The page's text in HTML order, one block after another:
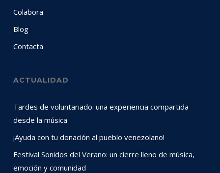
Colabora
Blog
Contacta
ACTUALIDAD
Tardes de voluntariado: una experiencia compartida
desde la música
¡Ayuda con tu donación al pueblo venezolano!
Festival Sonidos del Verano: un cierre lleno de música,
emoción y comunidad